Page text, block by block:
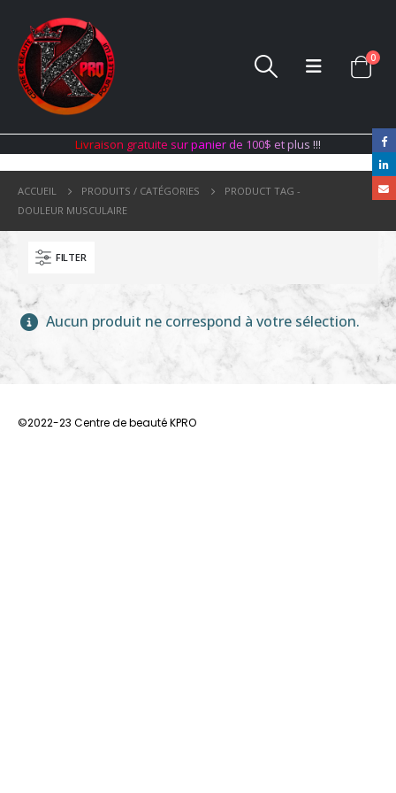
0
Livraison gratuite surpanier de 100$ etplus !!!
ACCUEIL PRODUITS / CATÉGORIES
PRODUCT TAG -
DOULEUR MUSCULAIRE
FILTER
Aucun produit ne correspond à votre sélection.
©2022-23 Centre de beauté KPRO